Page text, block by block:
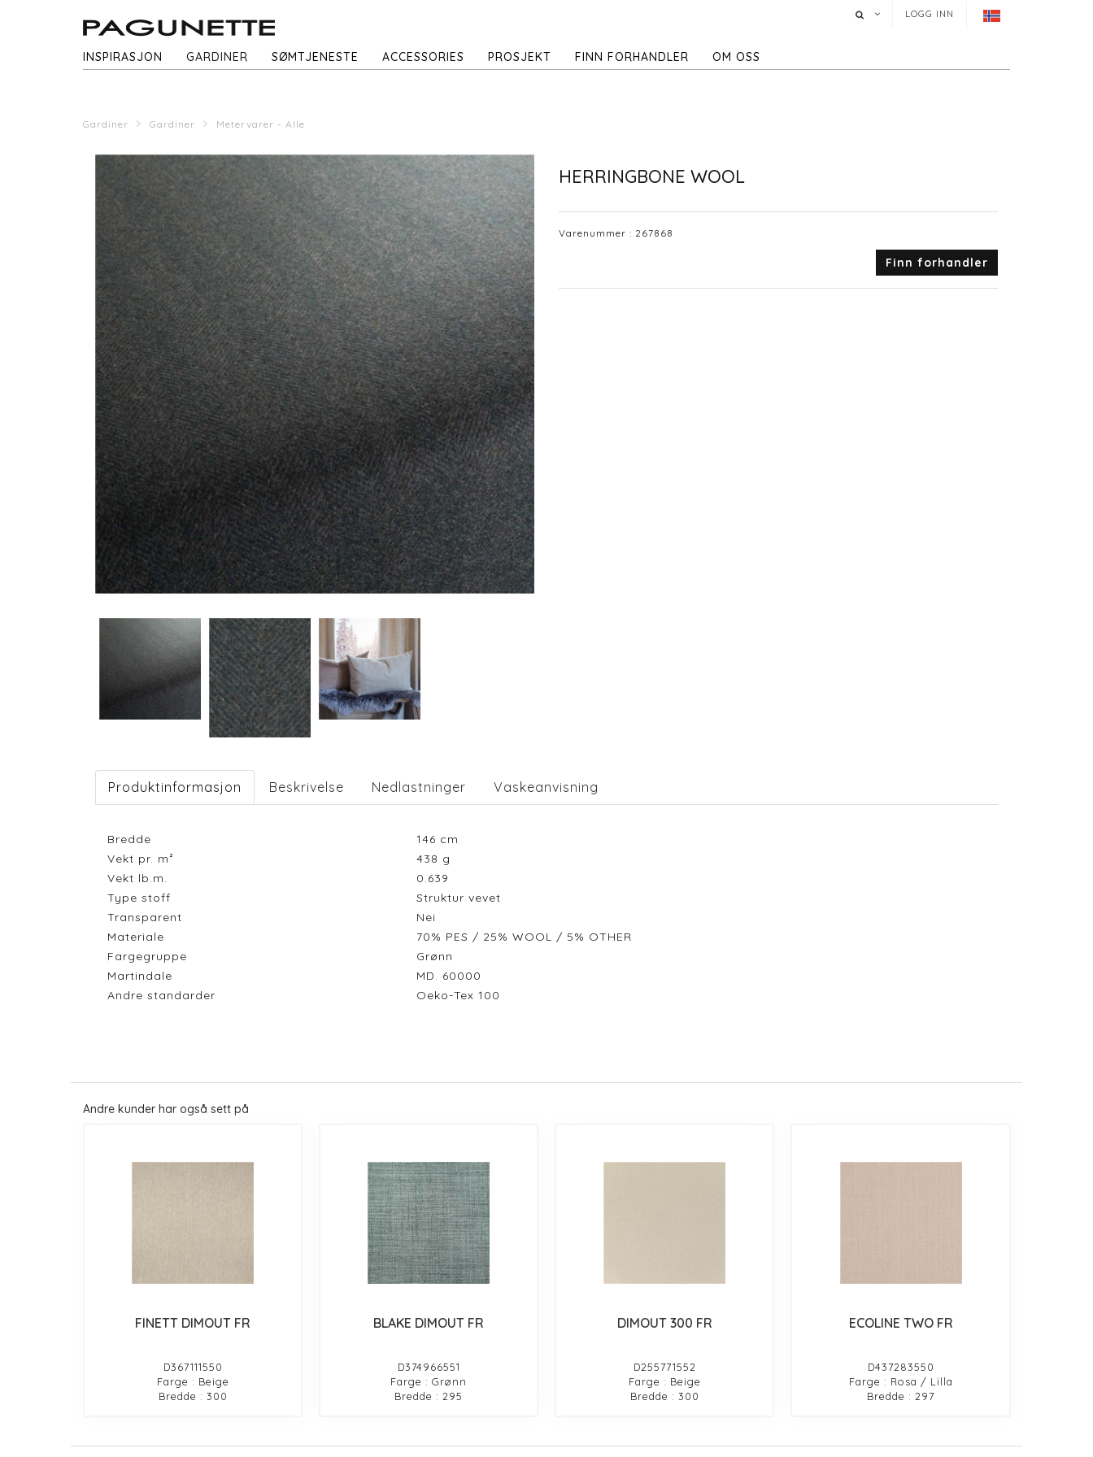
LOGG INN
INSPIRASJON GARDINER SØMTJENESTE ACCESSORIES PROSJEKT FINN FORHANDLER OM OSS
Gardiner Gardiner Metervarer - Alle
HERRINGBONE WOOL
Varenummer : 267868
Finn forhandler
Produktinformasjon Beskrivelse Nedlastninger Vaskeanvisning
Bredde 146 cm
Vekt pr. m²
438 g
Vekt lb.m.
0.639
Type stoff
Struktur vevet
Transparent
Nei
Materiale
70% PES / 25% WOOL / 5% OTHER
Fargegruppe
Grønn
Martindale
MD. 60000
Andre standarder
Oeko-Tex 100
Andre kunder har også sett på
FINETT DIMOUT FR
D367111550
Farge : Beige
Bredde : 300
BLAKE DIMOUT FR
D374966551
Farge : Grønn
Bredde : 295
DIMOUT 300 FR
D255771552
Farge : Beige
Bredde : 300
ECOLINE TWO FR
D437283550
Farge : Rosa / Lilla
Bredde : 297